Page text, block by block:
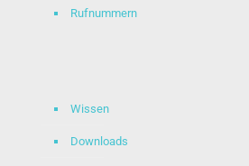
Rufnummern
Wissen
Downloads